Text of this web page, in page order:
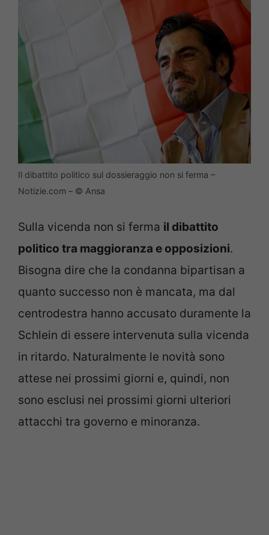
Il dibattito politico sul dossieraggio non si ferma –
Notizie.com – © Ansa
Sulla vicenda non si ferma il dibattito
politico tra maggioranza e opposizioni.
Bisogna dire che la condanna bipartisan a
quanto successo non è mancata, ma dal
centrodestra hanno accusato duramente la
Schlein di essere intervenuta sulla vicenda
in ritardo. Naturalmente le novità sono
attese nei prossimi giorni e, quindi, non
sono esclusi nei prossimi giorni ulteriori
attacchi tra governo e minoranza.